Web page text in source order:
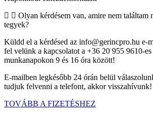
Olyan kérdésem van, amire nem találtam
tegyek?
Küldd el a kérdésed az info@gerincpro.hu e-
fel velünk a kapcsolatot a +36 20 955 9610-
munkanapokon 9 és 16 óra között!
E-mailben legkésőbb 24 órán belül
tudjuk felvenni a telefont, akkor visszahívunk!
TOVÁBB A FIZETÉSHEZ